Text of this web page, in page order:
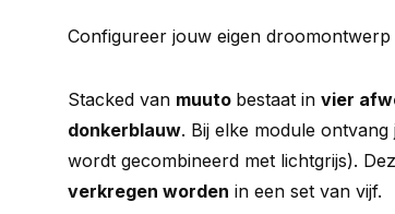
Configureer jouw eigen droomontwerp
Stacked van muuto bestaat in vier
donkerblauw. Bij elke module ontvang
wordt gecombineerd met lichtgrijs).
verkregen worden in een set van vijf.